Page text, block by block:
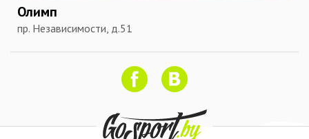
Олимп
пр. Независимости, д.51